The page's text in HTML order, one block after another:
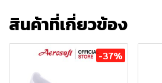
สินค้าที่เกี่ยวข้อง
-37%